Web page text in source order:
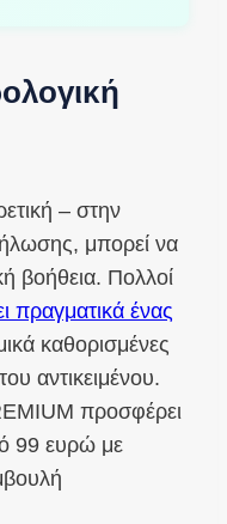
– στην
μπορεί να
βοήθεια. Πολλοί
πραγματικά ένας
καθορισμένες
αντικειμένου.
προσφέρει
99 ευρώ με